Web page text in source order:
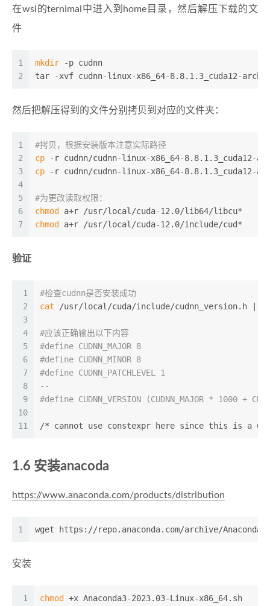
在wsl的ternimal中进入到home目录，然后解压下载的文
件
1
2
mkdir -p cudnn
tar -xvf cudnn-linux-x86_64-8.8.1.3_cuda12-
然后把解压得到的文件分别拷贝到对应的文件夹：
1
2
3
4
5
6
7
#拷贝，根据安装版本注意实际路径
cp -r cudnn/cudnn-linux-x86_64-
cp -r cudnn/cudnn-linux-x86_64-
#为更改读取权限：
chmod
a+r /usr/local/cuda-12.0/lib64/libcu*
chmod
a+r /usr/local/cuda-12.0/include/cud*
验证
1
2
3
4
5
6
7
8
9
10
11
#检查cudnn是否安装成功
cat /usr/local/cuda/include/cudnn_version.h | grep
#应该正确输出以下内容
#define CUDNN_MAJOR 8
#define CUDNN_MINOR 8
#define CUDNN_PATCHLEVEL 1
--
#define CUDNN_VERSION (CUDNN_MAJOR * 1000 +
/* cannot use constexpr here since this is a
1.6 安装anacoda
https://www.anaconda.com/products/distribution
1 wget https://repo.anaconda.com/archive/
安装
1
chmod
+x Anaconda3-2023.03-Linux-x86_64.sh